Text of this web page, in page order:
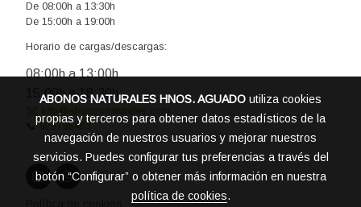
De 08:00h a 13:30h
De 15:00h a 19:00h
Horario de cargas/descargas:
08:00h a 13:00h
15:00h a 18:30h
✉️ info@abonosnaturales.com
📞925795463
ABONOS NATURALES HNOS. AGUADO utiliza cookies
propias y terceros para obtener datos estadísticos de la
navegación de nuestros usuarios y mejorar nuestros
servicios. Puedes configurar tus preferencias a través del
botón “Configurar” o obtener más información en nuestra
política de cookies.